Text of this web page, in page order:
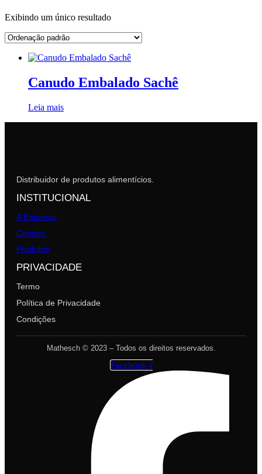
Exibindo um único resultado
Canudo Embalado Sachê
Leia mais
Distribuidor de produtos alimentícios.
INSTITUCIONAL
A Empresa
Contato
Produtos
PRIVACIDADE
Termo
Política de Privacidade
Condições
Mathesch © 2023 – Todos os direitos reservados.
Facebook-f